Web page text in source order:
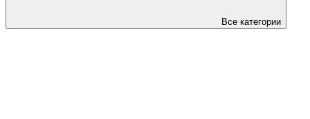
Все категории